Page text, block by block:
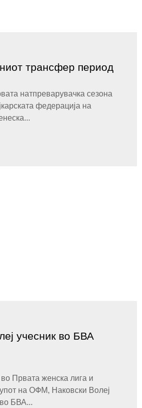
трансфер период
натпреварувачка сезона
федерација на
учесник во БВА
Првата женска лига и
на ОФМ, Наковски Волеј
во БВА...